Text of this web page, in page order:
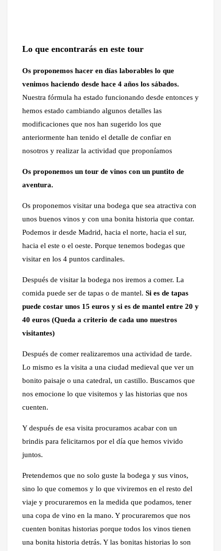
Lo que encontrarás en este tour
Os proponemos hacer en días laborables lo que
venimos haciendo desde hace 4 años los sábados.
Nuestra fórmula ha estado funcionando desde entonces y
hemos estado cambiando algunos detalles las
modificaciones que nos han sugerido los que
anteriormente han tenido el detalle de confiar en
nosotros y realizar la actividad que proponíamos
Os proponemos un tour de vinos con un puntito de
aventura.
Os proponemos visitar una bodega que sea atractiva con
unos buenos vinos y con una bonita historia que contar.
Podemos ir desde Madrid, hacia el norte, hacia el sur,
hacia el este o el oeste. Porque tenemos bodegas que
visitar en los 4 puntos cardinales.
Después de visitar la bodega nos iremos a comer. La
comida puede ser de tapas o de mantel. Si es de tapas
puede costar unos 15 euros y si es de mantel entre 20 y
40 euros (Queda a criterio de cada uno nuestros
visitantes)
Después de comer realizaremos una actividad de tarde.
Lo mismo es la visita a una ciudad medieval que ver un
bonito paisaje o una catedral, un castillo. Buscamos que
nos emocione lo que visitemos y las historias que nos
cuenten.
Y después de esa visita procuramos acabar con un
brindis para felicitarnos por el día que hemos vivido
juntos.
Pretendemos que no solo guste la bodega y sus vinos,
sino lo que comemos y lo que viviremos en el resto del
viaje y procuraremos en la medida que podamos, tener
una copa de vino en la mano. Y procuraremos que nos
cuenten bonitas historias porque todos los vinos tienen
una bonita historia detrás. Y las bonitas historias lo son